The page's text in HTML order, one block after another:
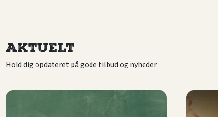
AKTUELT
Hold dig opdateret på gode tilbud og nyheder